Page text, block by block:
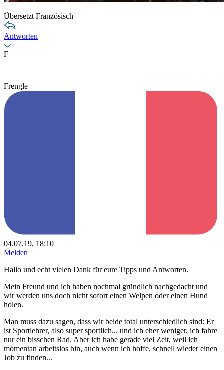
Übersetzt Französisch
Antworten
F
Frengle
04.07.19, 18:10
Melden
Hallo und echt vielen Dank für eure Tipps und Antworten.
Mein Freund und ich haben nochmal gründlich nachgedacht und
wir werden uns doch nicht sofort einen Welpen oder einen Hund
holen.
Man muss dazu sagen, dass wir beide total unterschiedlich sind: Er
ist Sportlehrer, also super sportlich... und ich eher weniger, ich fahre
nur ein bisschen Rad. Aber ich habe gerade viel Zeit, weil ich
momentan arbeitslos bin, auch wenn ich hoffe, schnell wieder einen
Job zu finden...